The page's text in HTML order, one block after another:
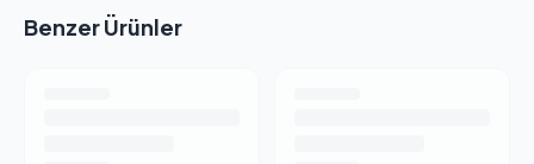
Tohumu, Ayçekirdeği, Kırılmış Yulaf, Mısır, Yuvarlanmış Mısır,
Ekstrude Mısır, Arpa, Buğday, Keçiboynuzu, Karabuğday,
Benzer Ürünler